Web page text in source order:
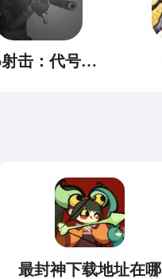
cqb射击：代号腐烂
最封神下载地址在哪